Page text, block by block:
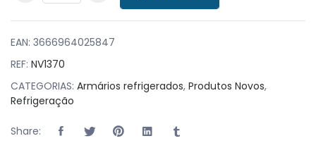
EAN: 3666964025847
REF: NV1370
CATEGORIAS: Armários refrigerados, Produtos Novos,
Refrigeração
Share: